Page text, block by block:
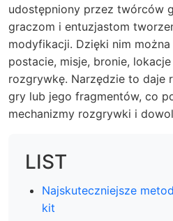
udostępniony przez twórców
graczom i entuzjastom
modyfikacji. Dzięki nim
postacie, misje, bronie,
rozgrywkę. Narzędzie to daje
gry lub jego fragmentów, co
mechanizmy rozgrywki i
LIST
Najskuteczniejsze
kit